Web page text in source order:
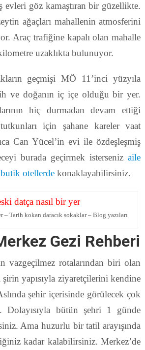
evleri göz kamaştıran bir güzellikte.
ağaçları mahallenin atmosferini
Araç trafiğine kapalı olan mahalle
uzaklıkta bulunuyor.
geçmişi MÖ 11’inci yüzyıla
ve doğanın iç içe olduğu bir yer.
hiç durmadan devam ettiği
için şahane kareler vaat
Can Yücel’in evi ile özdeşleşmiş
burada geçirmek istersenizaile
otellerdekonaklayabilirsiniz.
– Tarih kokan daracık sokaklar – Blog yazıları
Gezi Rehberi
vazgeçilmez rotalarından biri olan
yapısıyla ziyaretçilerini kendine
şehir içerisinde görülecek çok
bütün şehri 1 günde
Ama huzurlu bir tatil arayışında
kadar kalabilirsiniz. Merkez’de